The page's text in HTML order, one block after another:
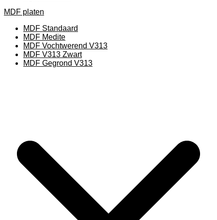
MDF platen
MDF Standaard
MDF Medite
MDF Vochtwerend V313
MDF V313 Zwart
MDF Gegrond V313